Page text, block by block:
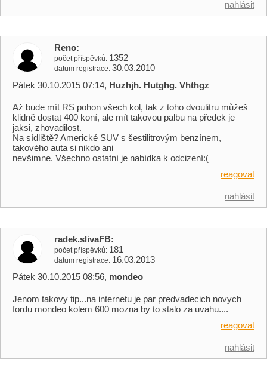
nahlásit
Reno
počet příspěvků 1352
datum registrace 30.03.2010
Pátek 30.10.2015 07:14, Huzhjh. Hutghg. Vhthgz
Až bude mít RS pohon všech kol, tak z toho dvoulitru můžeš
klidně dostat 400 koní, ale mít takovou palbu na předek je
jaksi, zhovadilost.
Na sídliště? Americké SUV s šestilitrovým benzínem,
takového auta si nikdo ani
nevšimne. Všechno ostatní je nabídka k odcizení:(
reagovat
nahlásit
radek.slivaFB
počet příspěvků 181
datum registrace 16.03.2013
Pátek 30.10.2015 08:56, mondeo
Jenom takovy tip...na internetu je par predvadecich novych
fordu mondeo kolem 600 mozna by to stalo za uvahu....
reagovat
nahlásit